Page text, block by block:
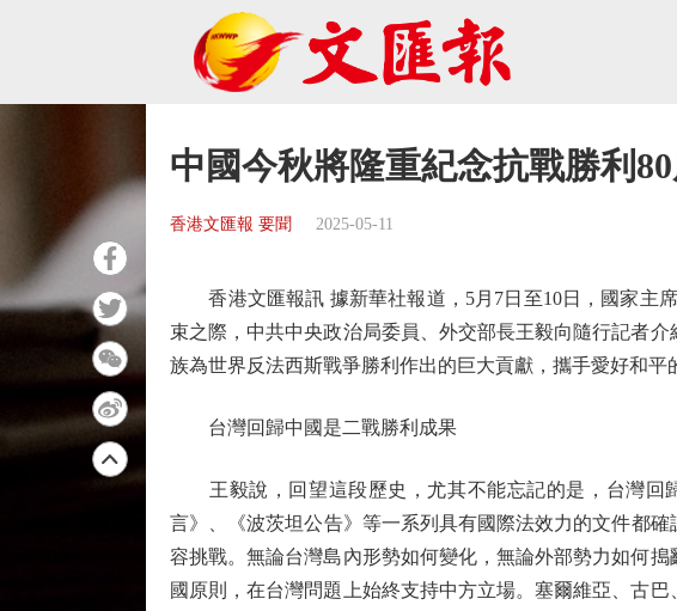
中國今秋將隆重紀念抗戰勝利
香港文匯報 要聞 2025-05-11
香港文匯報訊 據新華社報道，5月7日至10日，國家主
束之際，中共中央政治局委員、外交部長王毅向隨行記者
族為世界反法西斯戰爭勝利作出的巨大貢獻，攜手愛好和
台灣回歸中國是二戰勝利成果
王毅說，回望這段歷史，尤其不能忘記的是，台灣回
言》、《波茨坦公告》等一系列具有國際法效力的文件都
容挑戰。無論台灣島內形勢如何變化，無論外部勢力如何
國原則，在台灣問題上始終支持中方立場。塞爾維亞、古